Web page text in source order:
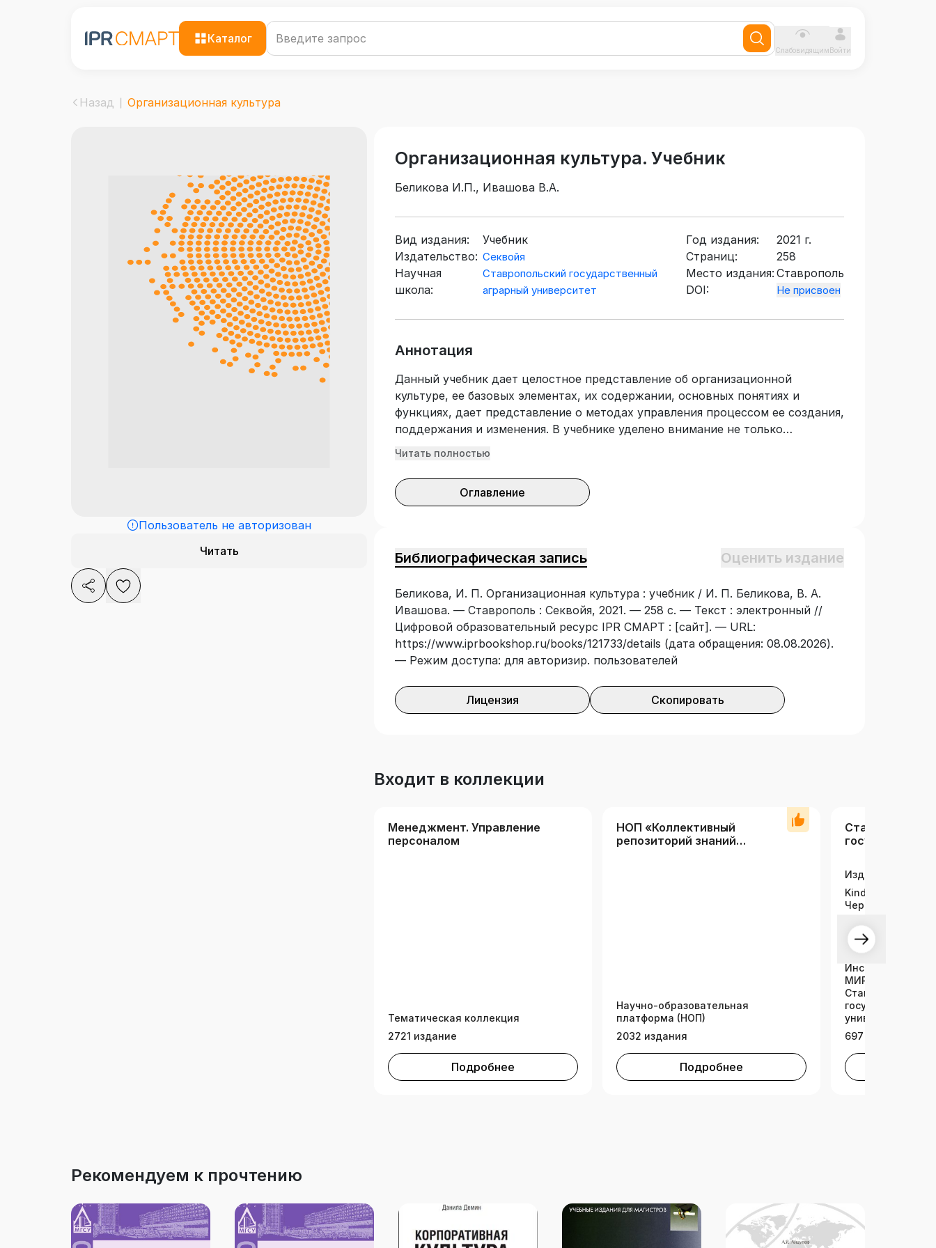
Каталог
СлабовидящимВойти
Назад Организационная культура
Пользователь не авторизован
Читать
Организационная культура. Учебник
Беликова И.П., Ивашова В.А.
Вид издания:
Учебник
Издательство: Секвойя
Научная
школа:
Ставропольский государственный
аграрный университет
Год издания:
2021 г.
Страниц:
258
Место издания: Ставрополь
DOI:
Не присвоен
Аннотация
Данный учебник дает целостное представление об организационной
культуре, ее базовых элементах, их содержании, основных понятиях и
функциях, дает представление о методах управления процессом ее создания,
поддержания и изменения. В учебнике уделено внимание не только
теоретическим концепциям и подходам, но и конкретным моделям и
практике. Показаны особенности организационной культуры на разных
стадиях жизненного цикла, связанные с ними ключевые проблемы
дисциплину «Организационная культура». Учебник соответствует
образования.
Читать полностью
Оглавление
Библиографическая запись Оценить издание
Беликова, И. П. Организационная культура : учебник / И. П. Беликова, В. А.
Ивашова. — Ставрополь : Секвойя, 2021. — 258 с. — Текст : электронный //
Цифровой образовательный ресурс IPR СМАРТ : [сайт]. — URL:
https://www.iprbookshop.ru/books/121733/details (дата обращения: 08.08.2026).
— Режим доступа: для авторизир. пользователей
Лицензия Скопировать
Входит в коллекции
Менеджмент. Управление
персоналом
Тематическая коллекция
2721 издание
Подробнее
НОП «Коллективный
репозиторий знаний
Научно-образовательная
платформа (НОП)
2032 издания
Подробнее
Издательская
Kindle Press,
Черноморский
университет,
законоведения
Институт
МИРАКЛЬ,
Ставролит,
университет,
697 изданий
Рекомендуем к прочтению